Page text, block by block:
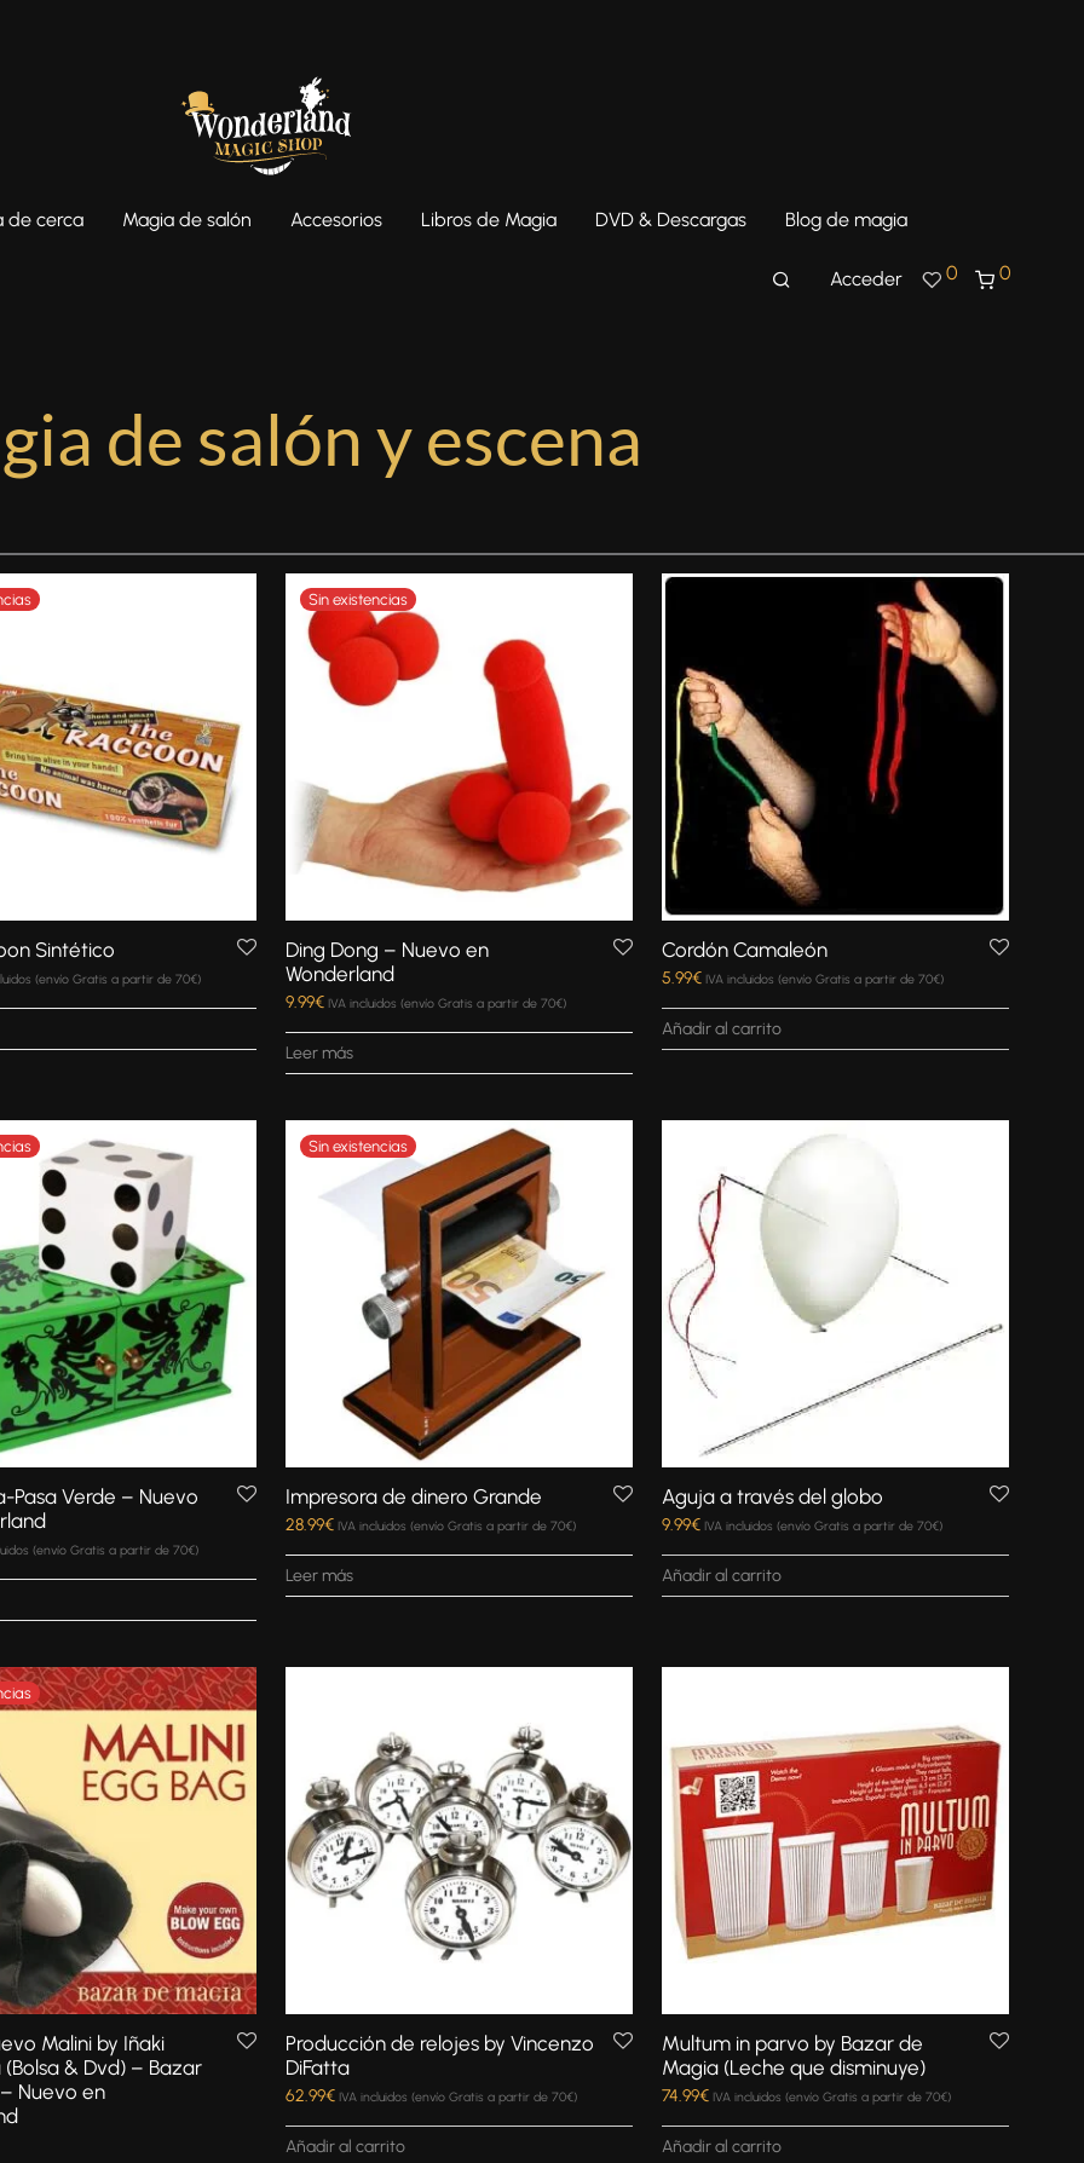
de cerca Magia de salón Accesorios Libros de Magia DVD & Descargas Blog de magia
Acceder 0 0
de salón y escena
Sintético
(envío Gratis a partir de 70€)
Ding Dong – Nuevo en
Wonderland
9.99€ IVA incluidos (envío Gratis a partir de 70€)
Leer más
Cordón Camaleón
5.99€ IVA incluidos (envío Gratis a partir de 70€)
Añadir al carrito
Pasa Verde – Nuevo
(envío Gratis a partir de 70€)
Impresora de dinero Grande
28.99€ IVA incluidos (envío Gratis a partir de 70€)
Leer más
Aguja a través del globo
9.99€ IVA incluidos (envío Gratis a partir de 70€)
Añadir al carrito
Malini by Iñaki
& Dvd) – Bazar
Nuevo en
Producción de relojes by Vincenzo
DiFatta
62.99€ IVA incluidos (envío Gratis a partir de 70€)
Añadir al carrito
Multum in parvo by Bazar de
Magia (Leche que disminuye)
74.99€ IVA incluidos (envío Gratis a partir de 70€)
Añadir al carrito